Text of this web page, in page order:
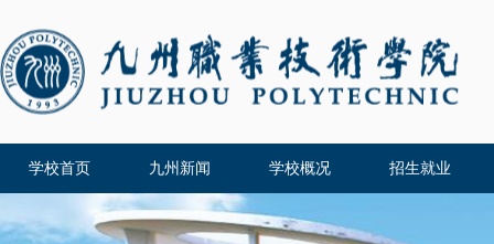
学校首页 九州新闻 学校概况 招生就业